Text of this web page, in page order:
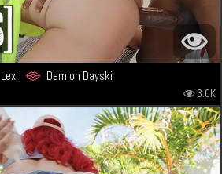
Damion Dayski
3.0K